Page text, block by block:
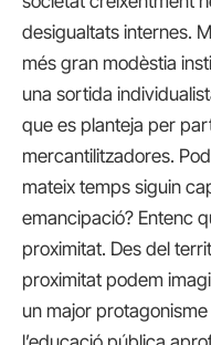
desigualtats internes.
més gran modèstia
una sortida
que es planteja per
mercantilitzadores.
mateix temps siguin
emancipació? Entenc
proximitat. Des del
proximitat podem
un major